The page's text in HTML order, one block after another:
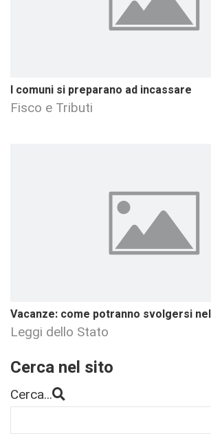
I comuni si preparano ad incassare
Fisco e Tributi
Vacanze: come potranno svolgersi
Leggi dello Stato
Cerca nel sito
Cerca...